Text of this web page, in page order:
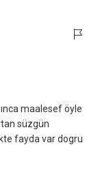
maalesef öyle
süzgün
fayda var dogru